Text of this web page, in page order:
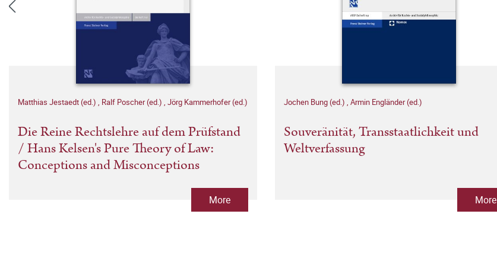
Matthias Jestaedt (ed.) , Ralf Poscher (ed.) , Jörg Kammerhofer (ed.)
Die Reine Rechtslehre auf dem Prüfstand
/ Hans Kelsen's Pure Theory of Law:
Conceptions and Misconceptions
More
Jochen Bung (ed.) , Armin Engländer (ed.)
Souveränität, Transstaatlichkeit und
Weltverfassung
More